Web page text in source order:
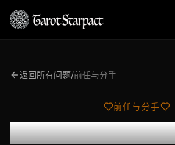
返回所有问题/前任与分手
前任与分手
我应该打破断